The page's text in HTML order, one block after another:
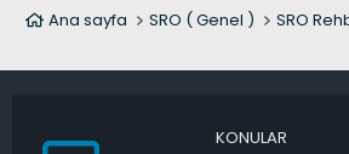
Ana sayfa SRO ( Genel ) SRO
KONULAR